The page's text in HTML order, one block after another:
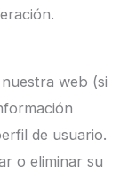
web (si
de usuario.
o eliminar su